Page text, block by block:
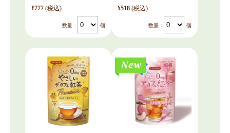
¥777 (税込)
数量： 個
¥518 (税込)
数量： 個